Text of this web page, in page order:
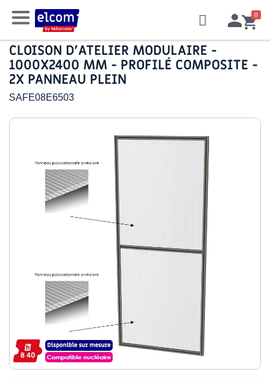
CLOISON D'ATELIER MODULAIRE -
1000X2400 MM - PROFILÉ COMPOSITE -
2X PANNEAU PLEIN
SAFE08E6503